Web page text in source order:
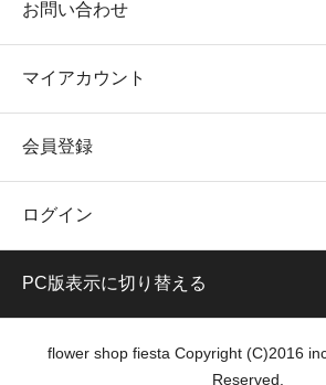
お問い合わせ
マイアカウント
会員登録
ログイン
PC版表示に切り替える
flower shop fiesta Copyright (C)2016
Reserved.